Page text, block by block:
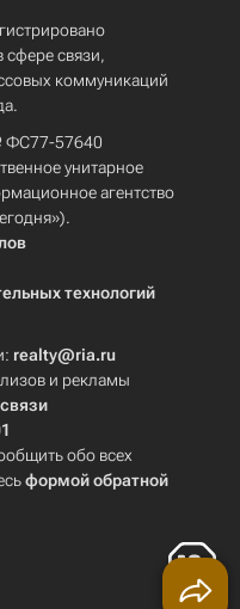
сфере связи,
коммуникаций
ФС77-57640
унитарное
агентство
технологий
realty@ria.ru
и рекламы
обо всех
формой обратной